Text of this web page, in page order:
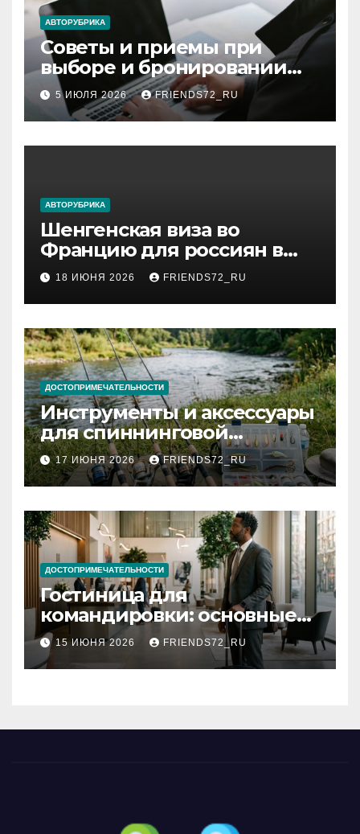
АВТОРУБРИКА
Советы и приемы при
выборе и бронировании
авиабилетов
5 ИЮЛЯ 2026 FRIENDS72_RU
АВТОРУБРИКА
Шенгенская виза во
Францию для россиян в
2026 году: сроки от 3 дней
и список необходимых
документов
18 ИЮНЯ 2026 FRIENDS72_RU
ДОСТОПРИМЕЧАТЕЛЬНОСТИ
Инструменты и аксессуары
для спиннинговой
рыбалки: назначение и
типы
17 ИЮНЯ 2026 FRIENDS72_RU
ДОСТОПРИМЕЧАТЕЛЬНОСТИ
Гостиница для
командировки: основные
критерии выбора
15 ИЮНЯ 2026 FRIENDS72_RU